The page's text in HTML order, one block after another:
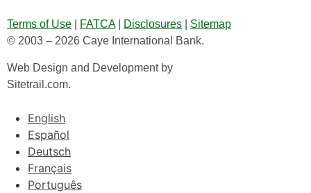
Terms of Use FATCA| Disclosures
Sitemap
© 2003 – 2026 Caye International Bank.
Web Design and Development by
Sitetrail.com.
English
Español
Deutsch
Français
Português